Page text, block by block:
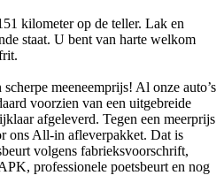
kilometer op de teller. Lak en
staat. U bent van harte welkom
meeneemprijs! Al onze auto’s
voorzien van een uitgebreide
afgeleverd. Tegen een meerprijs
ons All-in afleverpakket. Dat is
volgens fabrieksvoorschrift,
professionele poetsbeurt en nog